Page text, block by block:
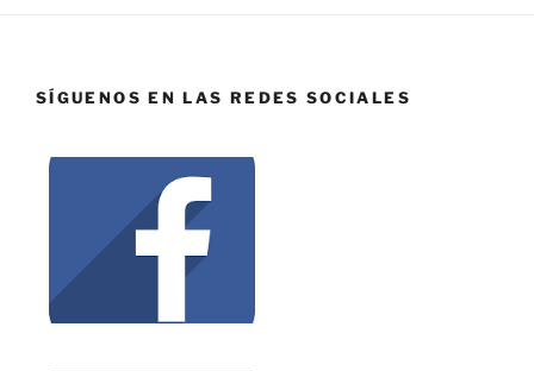
SÍGUENOS EN LAS REDES SOCIALES